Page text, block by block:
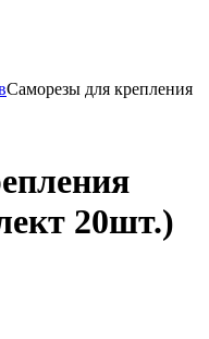
Саморезы для крепления
20шт.)